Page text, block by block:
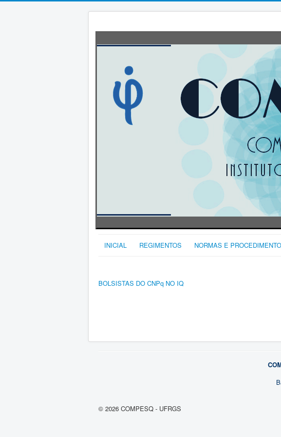
INICIAL REGIMENTOS NORMAS E
BOLSISTAS DO CNPq NO IQ
© 2026 COMPESQ - UFRGS